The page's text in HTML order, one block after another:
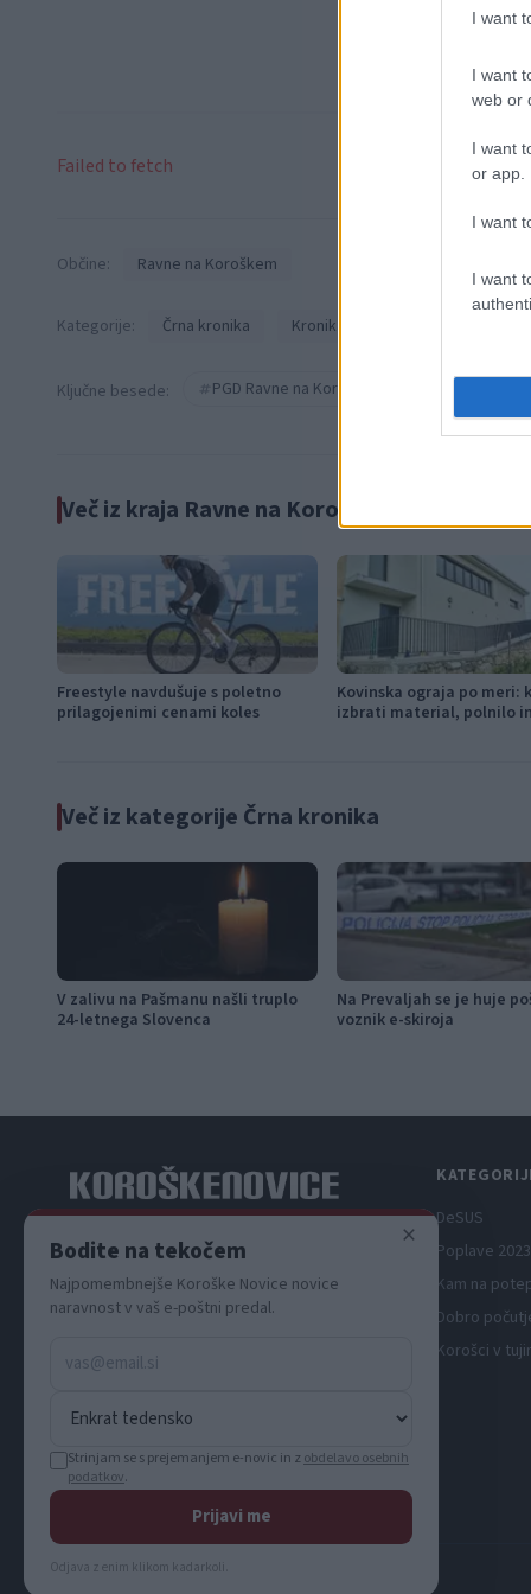
I want
I want
web or
I want
or app.
I want
I want
Failed to fetch
Občine: Ravne na Koroškem
Kategorije: Črna kronika Kronika
Ključne besede: PGD Ravne na Koroškem KGZ
Več iz kraja Ravne na Koroškem
Freestyle navdušuje s poletno
prilagojenimi cenami koles
Kovinska ograja po meri:
izbrati material, polnilo
Več iz kategorije Črna kronika
V zalivu na Pašmanu našli truplo
24-letnega Slovenca
Na Prevaljah se je huje
voznik e-skiroja
DeSUS
Poplave
Kam na
Dobro
Korošci v
×
Bodite na tekočem
Najpomembnejše Koroške Novice novice
naravnost v vaš e-poštni predal.
Strinjam se s prejemanjem e-novic in z obdelavo osebnih
podatkov.
Prijavi me
Odjava z enim klikom kadarkoli.